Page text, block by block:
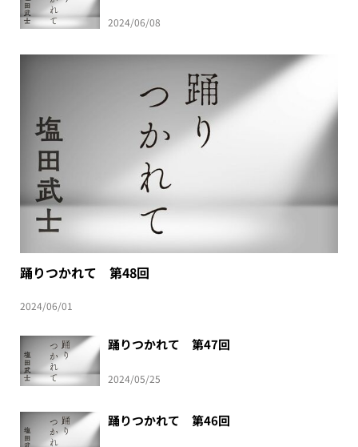
2024/06/08
踊りつかれて 第48回
2024/06/01
踊りつかれて 第47回
2024/05/25
踊りつかれて 第46回